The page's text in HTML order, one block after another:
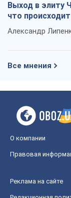
Выход в элиту
что
Александр
Все мнения
О компании
Правовая
Реклама на сайте